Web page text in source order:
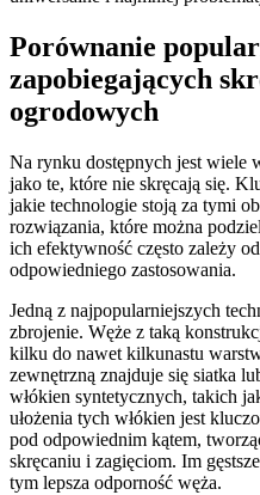
Porównanie
zapobiegających
ogrodowych
Na rynku dostępnych jest wiele
jako te, które nie skręcają się.
jakie technologie stoją za tymi
rozwiązania, które można
ich efektywność często zależy
odpowiedniego zastosowania.
Jedną z najpopularniejszych
zbrojenie. Węże z taką
kilku do nawet kilkunastu
zewnętrzną znajduje się siatka
włókien syntetycznych, takich
ułożenia tych włókien jest
pod odpowiednim kątem,
skręcaniu i zagięciom. Im
tym lepsza odporność węża.